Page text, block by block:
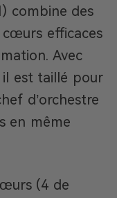
combine des
efficaces
Avec
est taillé pour
d’orchestre
en même
(4 de